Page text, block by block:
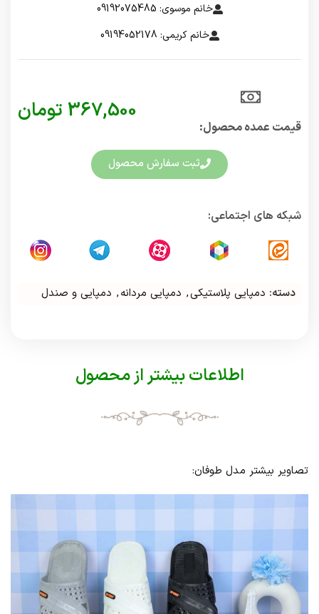
خانم موسوی: 09192075485
خانم کریمی: 09194052178
قیمت عمده محصول:​
367,500 تومان
ثبت سفارش محصول
شبکه های اجتماعی:
دسته: دمپایی پلاستیکی, دمپایی مردانه, دمپایی و صندل
اطلاعات بیشتر از محصول
تصاویر بیشتر مدل طوفان: